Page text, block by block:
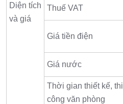
Diện tích
và giá
Thuế VAT
Giá tiền điện
Giá nước
Thời gian thiết kế, thi
công văn phòng